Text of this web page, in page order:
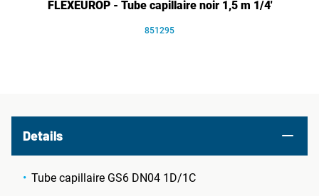
FLEXEUROP - Tube capillaire noir 1,5 m 1/4'
851295
Details
Tube capillaire GS6 DN04 1D/1C